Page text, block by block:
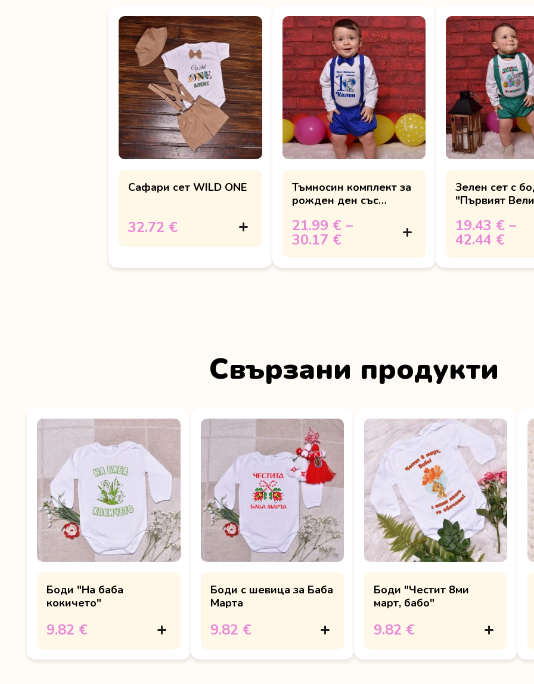
Сафари сет WILD ONE
32.72 €
Тъмносин комплект за
рожден ден със
21.99 € –
30.17 €
Зелен сет с
"Първият
19.43 € –
42.44 €
Свързани продукти
Боди "На баба
кокичето"
9.82 €
Боди с шевица за Баба
Марта
9.82 €
Боди "Честит 8ми
март, бабо"
9.82 €